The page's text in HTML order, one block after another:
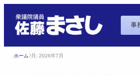
事
ホーム 月: 2026年7月